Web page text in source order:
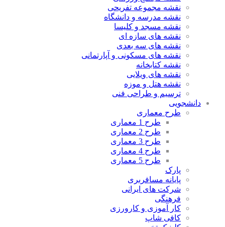
نقشه مجموعه تفریحی
نقشه مدرسه و دانشگاه
نقشه مسجد و کلیسا
نقشه های سازه ای
نقشه های سه بعدی
نقشه های مسکونی و آپارتمانی
نقشه کتابخانه
نقشه های ویلایی
نقشه هتل و موزه
ترسیم و طراحی فنی
دانشجویی
طرح معماری
طرح 1 معماری
طرح 2 معماری
طرح 3 معماری
طرح 4 معماری
طرح 5 معماری
پارک
پایانه مسافربری
شرکت های ایرانی
فرهنگی
کار آموزی و کارورزی
کافی شاپ